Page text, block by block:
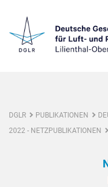
DGLR PUBLIKATIONEN
2022 - NETZPUBLIKATIONEN